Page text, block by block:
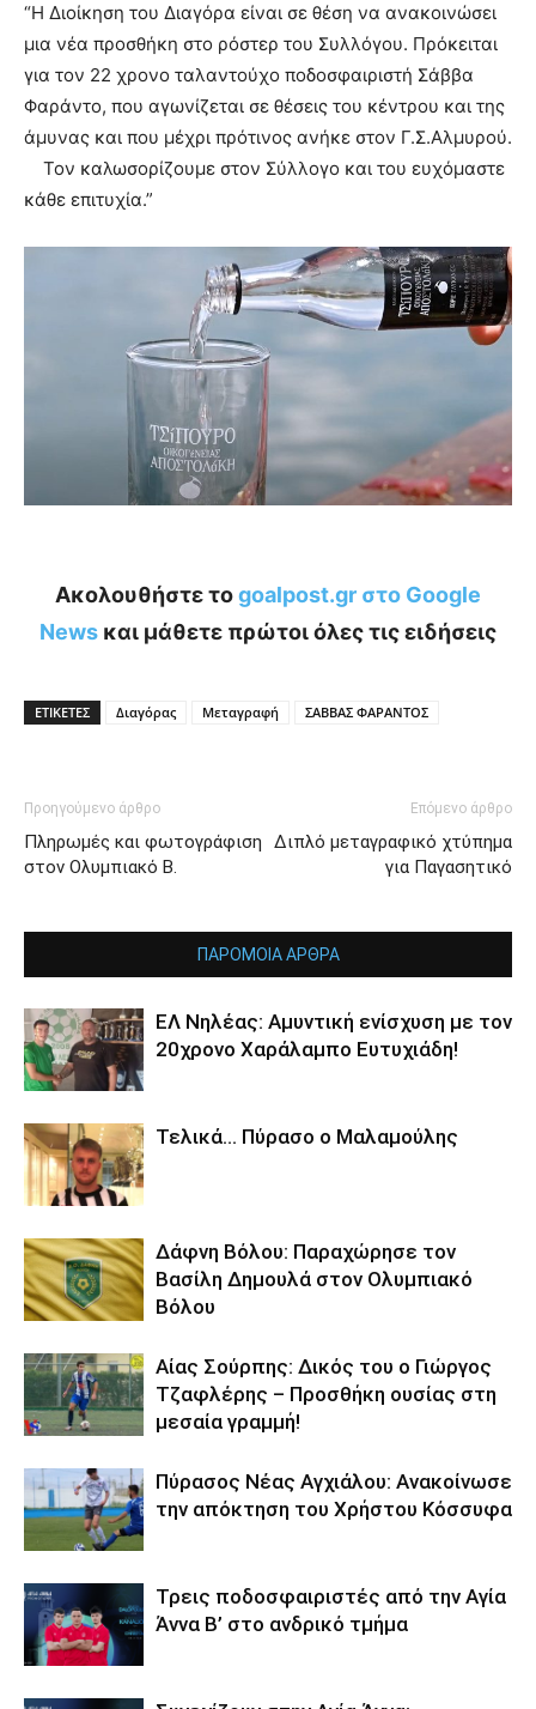
“Η Διοίκηση του Διαγόρα είναι σε θέση να ανακοινώσει
μια νέα προσθήκη στο ρόστερ του Συλλόγου. Πρόκειται
για τον 22 χρονο ταλαντούχο ποδοσφαιριστή Σάββα
Φαράντο, που αγωνίζεται σε θέσεις του κέντρου και της
άμυνας και που μέχρι πρότινος ανήκε στον Γ.Σ.Αλμυρού.
Τον καλωσορίζουμε στον Σύλλογο και του ευχόμαστε
κάθε επιτυχία.”
Ακολουθήστε τοgoalpost.gr στο Google
News και μάθετε πρώτοι όλες τις ειδήσεις
ΕΤΙΚΕΤΕΣ Διαγόρας Μεταγραφή ΣΑΒΒΑΣ ΦΑΡΑΝΤΟΣ
Προηγούμενο άρθρο
Πληρωμές και φωτογράφιση
στον Ολυμπιακό Β.
Επόμενο άρθρο
Διπλό μεταγραφικό χτύπημα
για Παγασητικό
ΠΑΡΟΜΟΙΑ ΑΡΘΡΑ
ΕΛ Νηλέας: Αμυντική ενίσχυση με τον
20χρονο Χαράλαμπο Ευτυχιάδη!
Τελικά… Πύρασο ο Μαλαμούλης
Δάφνη Βόλου: Παραχώρησε τον
Βασίλη Δημουλά στον Ολυμπιακό
Βόλου
Αίας Σούρπης: Δικός του ο Γιώργος
Τζαφλέρης – Προσθήκη ουσίας στη
μεσαία γραμμή!
Πύρασος Νέας Αγχιάλου: Ανακοίνωσε
την απόκτηση του Χρήστου Κόσσυφα
Τρεις ποδοσφαιριστές από την Αγία
Άννα Β’ στο ανδρικό τμήμα